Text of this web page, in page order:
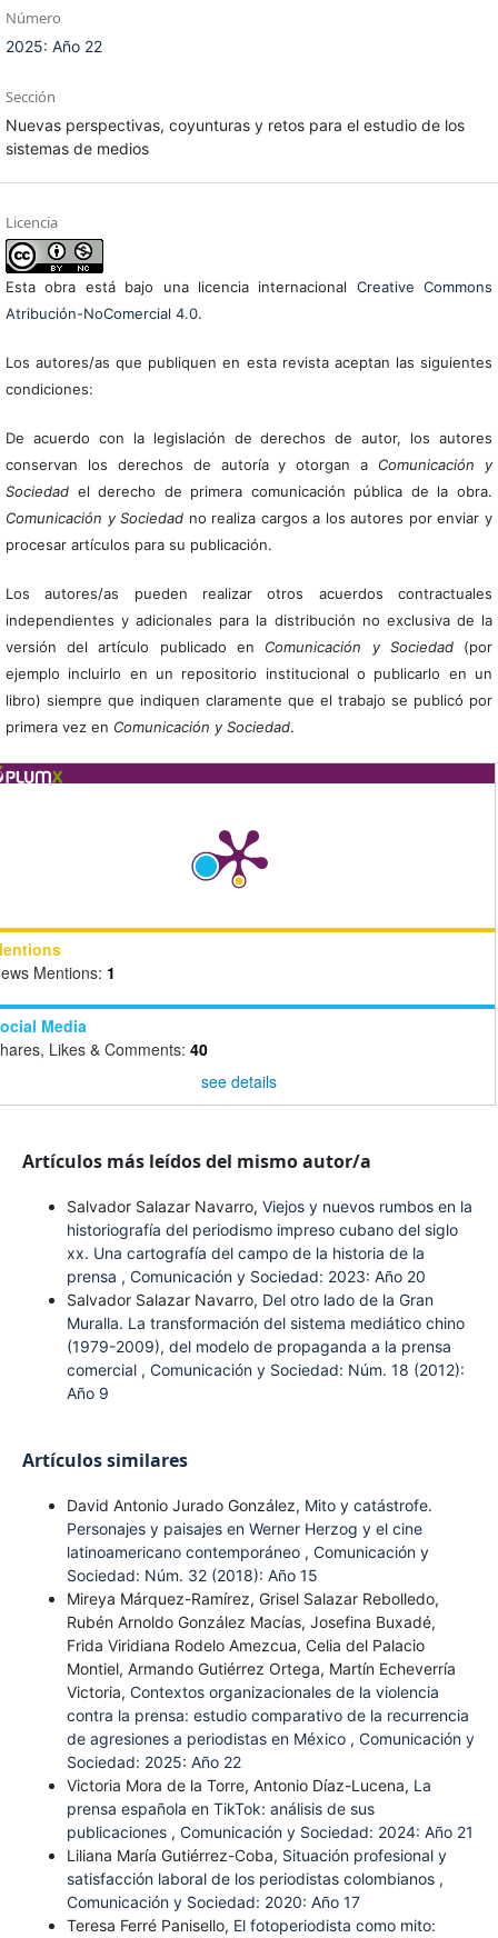
Número
2025: Año 22
Sección
Nuevas perspectivas, coyunturas y retos para el estudio de los
sistemas de medios
Licencia
Esta obra está bajo una licencia internacional Creative Commons
Atribución-NoComercial 4.0.
Los autores/as que publiquen en esta revista aceptan las siguientes
condiciones:
De acuerdo con la legislación de derechos de autor, los autores
conservan los derechos de autoría y otorgan a Comunicación y
Sociedadel derecho de primera comunicación pública de la obra.
Comunicación y Sociedad no realiza cargos a los autores por enviar y
procesar artículos para su publicación.
Los autores/as pueden realizar otros acuerdos contractuales
independientes y adicionales para la distribución no exclusiva de la
versión del artículo publicado en Comunicación y Sociedad(por
ejemplo incluirlo en un repositorio institucional o publicarlo en un
libro) siempre que indiquen claramente que el trabajo se publicó por
primera vez en Comunicación y Sociedad.
Mentions: 1
Media
Likes & Comments: 40
see details
Artículos más leídos del mismo autor/a
Salvador Salazar Navarro, Viejos y nuevos rumbos en la
historiografía del periodismo impreso cubano del siglo
xx. Una cartografía del campo de la historia de la
prensa , Comunicación y Sociedad: 2023: Año 20
Salvador Salazar Navarro, Del otro lado de la Gran
Muralla. La transformación del sistema mediático chino
(1979-2009), del modelo de propaganda a la prensa
comercial , Comunicación y Sociedad: Núm. 18 (2012):
Año 9
Artículos similares
David Antonio Jurado González, Mito y catástrofe.
Personajes y paisajes en Werner Herzog y el cine
latinoamericano contemporáneo , Comunicación y
Sociedad: Núm. 32 (2018): Año 15
Mireya Márquez-Ramírez, Grisel Salazar Rebolledo,
Rubén Arnoldo González Macías, Josefina Buxadé,
Frida Viridiana Rodelo Amezcua, Celia del Palacio
Montiel, Armando Gutiérrez Ortega, Martín Echeverría
Victoria, Contextos organizacionales de la violencia
contra la prensa: estudio comparativo de la recurrencia
de agresiones a periodistas en México , Comunicación y
Sociedad: 2025: Año 22
Victoria Mora de la Torre, Antonio Díaz-Lucena, La
prensa española en TikTok: análisis de sus
publicaciones , Comunicación y Sociedad: 2024: Año 21
Liliana María Gutiérrez-Coba, Situación profesional y
satisfacción laboral de los periodistas colombianos ,
Comunicación y Sociedad: 2020: Año 17
Teresa Ferré Panisello, El fotoperiodista como mito: